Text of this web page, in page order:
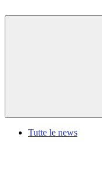
Tutte le news